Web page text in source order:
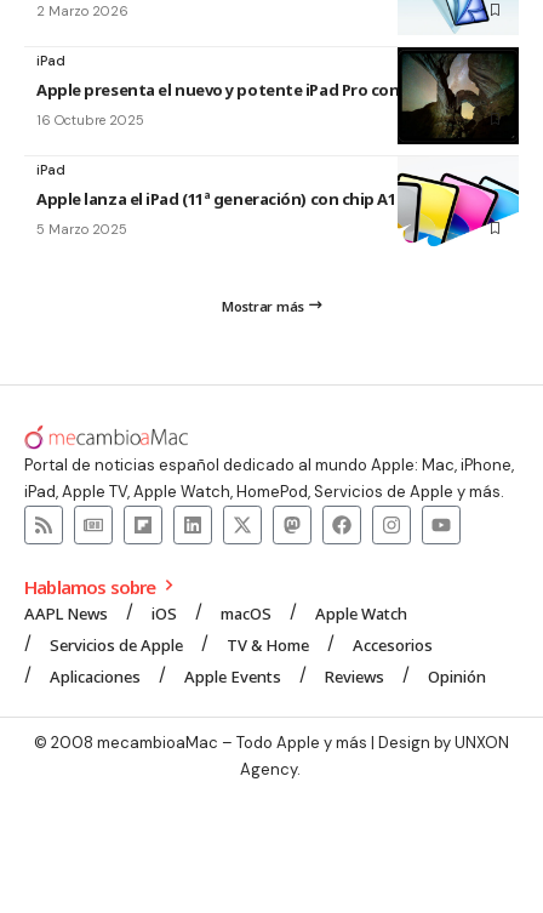
2 Marzo 2026
iPad
Apple presenta el nuevo y potente iPad Pro con el chip M5
16 Octubre 2025
iPad
Apple lanza el iPad (11ª generación) con chip A16
5 Marzo 2025
Mostrar más
Portal de noticias español dedicado al mundo Apple: Mac, iPhone,
iPad, Apple TV, Apple Watch, HomePod, Servicios de Apple y más.
Hablamos sobre
AAPL News iOS macOS
Apple Watch
Servicios de Apple
TV & Home
Accesorios
Aplicaciones
Apple Events Reviews Opinión
© 2008 mecambioaMac – Todo Apple y más | Design byUNXON
Agency.